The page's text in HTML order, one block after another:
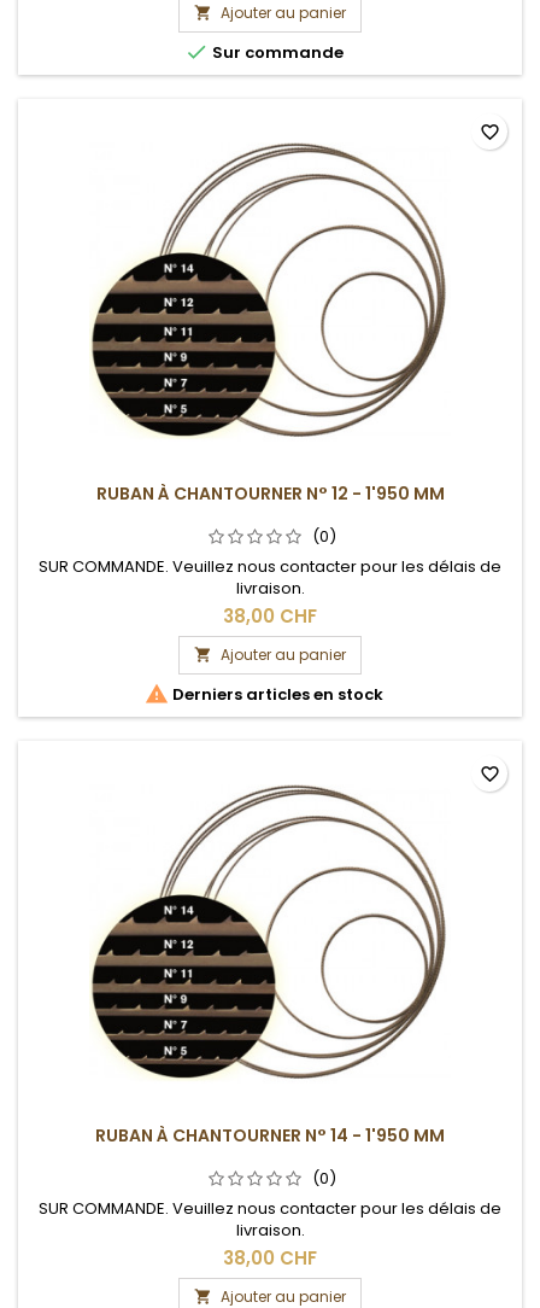
 Ajouter au panier
 Sur commande
RUBAN À CHANTOURNER N° 12 - 1'950 MM
(0)
SUR COMMANDE. Veuillez nous contacter pour les délais de
livraison.
38,00 CHF
 Ajouter au panier
 Derniers articles en stock
favorite_border
RUBAN À CHANTOURNER N° 14 - 1'950 MM
(0)
SUR COMMANDE. Veuillez nous contacter pour les délais de
livraison.
38,00 CHF
 Ajouter au panier
favorite_border